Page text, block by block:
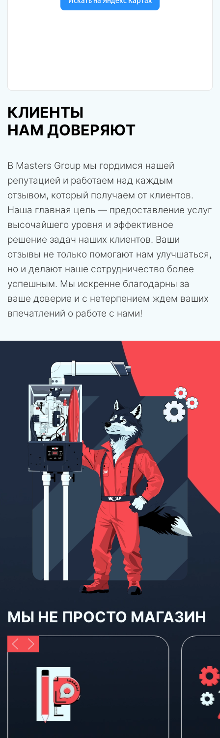
КЛИЕНТЫ
НАМ ДОВЕРЯЮТ
В Masters Group мы гордимся нашей
репутацией и работаем над каждым
отзывом, который получаем от клиентов.
Наша главная цель — предоставление услуг
высочайшего уровня и эффективное
решение задач наших клиентов. Ваши
отзывы не только помогают нам улучшаться,
но и делают наше сотрудничество более
успешным. Мы искренне благодарны за
ваше доверие и с нетерпением ждем ваших
впечатлений о работе с нами!
МЫ НЕ ПРОСТО МАГАЗИН